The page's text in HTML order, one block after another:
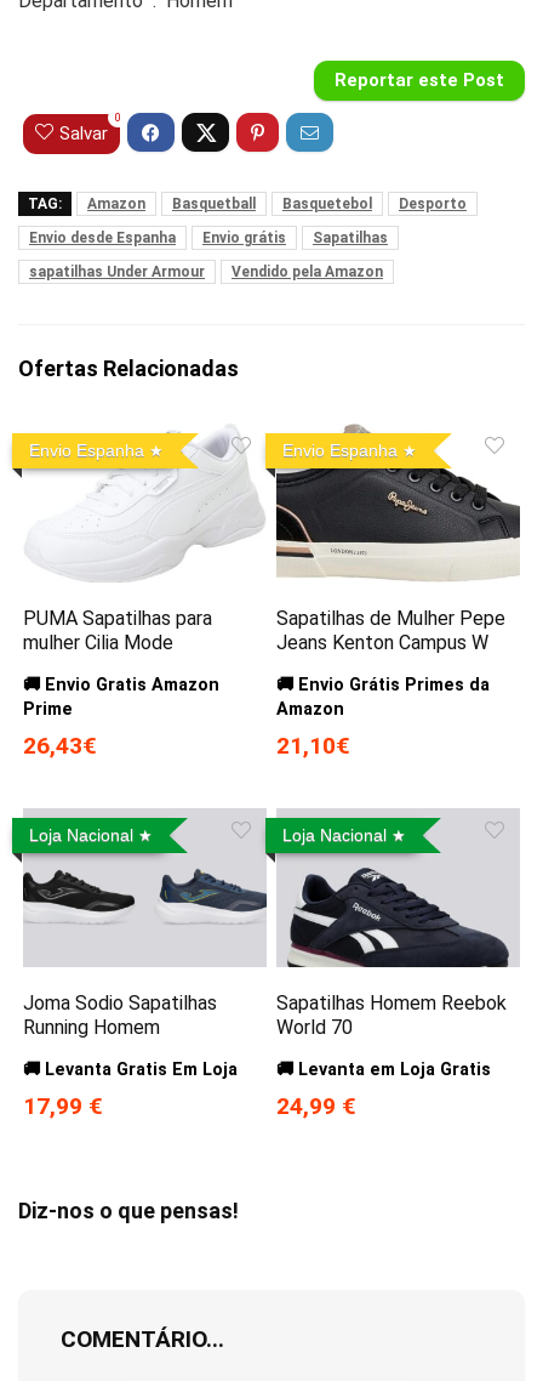
Reportar este Post
Salvar
0
TAG: Amazon Basquetball Basquetebol
Desporto
Envio desde Espanha
Envio grátis
Sapatilhas
sapatilhas Under Armour
Vendido pela Amazon
Ofertas Relacionadas
Envio Espanha
PUMA Sapatilhas para
mulher Cilia Mode
🚚 Envio Gratis Amazon
Prime
26,43€
Envio Espanha
Sapatilhas de Mulher Pepe
Jeans Kenton Campus W
🚚 Envio Grátis Primes da
Amazon
21,10€
Loja Nacional
Joma Sodio Sapatilhas
Running Homem
🚚 Levanta Gratis Em Loja
17,99 €
Loja Nacional
Sapatilhas Homem Reebok
World 70
🚚 Levanta em Loja Gratis
24,99 €
Diz-nos o que pensas!
COMENTÁRIO...